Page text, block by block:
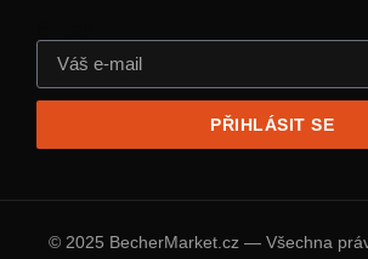
PŘIHLÁSIT SE
© 2025 BecherMarket.cz — Všechna